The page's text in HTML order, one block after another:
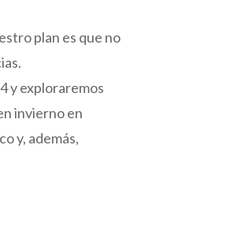
plan es que no
y exploraremos
invierno en
y, además,